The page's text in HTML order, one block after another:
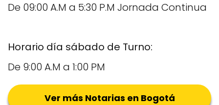
De 09:00 A.M a 5:30 P.M Jornada Continua
Horario día sábado de Turno:
De 9:00 A.M a 1:00 PM
Ver más Notarias en Bogotá